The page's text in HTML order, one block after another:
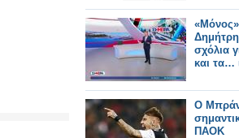
σχόλια
και τα…
Ο
ΠΑΟΚ